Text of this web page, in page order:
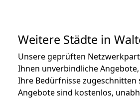
Weitere Städte in
Unsere geprüften
Ihnen unverbindliche
Ihre Bedürfnisse zugeschnitten
Angebote sind kostenlos,